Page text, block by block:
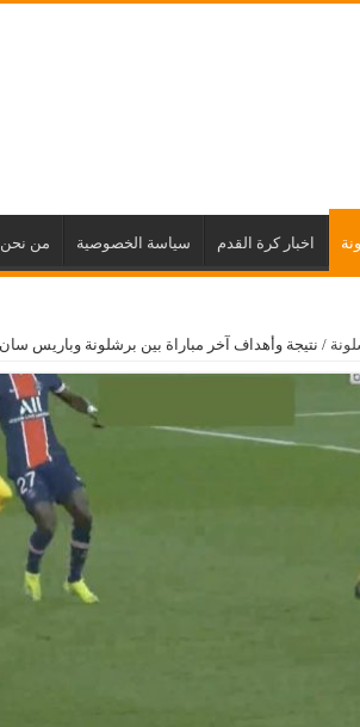
اخبار كرة القدم سياسة الخصوصية من نحن
/ نتيجة وأهداف آخر مباراة بين برشلونة وباريس